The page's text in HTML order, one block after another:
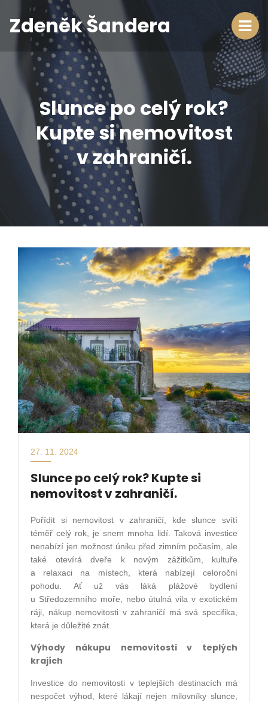
Zdeněk Šandera
Slunce po celý rok?
Kupte si nemovitost
v zahraničí.
27. 11. 2024
Slunce po celý rok? Kupte si
nemovitost v zahraničí.
Pořídit si nemovitost v zahraničí, kde slunce svítí
téměř celý rok, je snem mnoha lidí. Taková investice
nenabízí jen možnost úniku před zimním počasím, ale
také otevírá dveře k novým zážitkům, kultuře
a relaxaci na místech, která nabízejí celoroční
pohodu. Ať už vás láká plážové bydlení
u Středozemního moře, nebo útulná vila v exotickém
ráji, nákup nemovitosti v zahraničí má svá specifika,
která je důležité znát.
Výhody nákupu nemovitosti v teplých
krajích
Investice do nemovitosti v teplejších destinacích má
nespočet výhod, které lákají nejen milovníky slunce,